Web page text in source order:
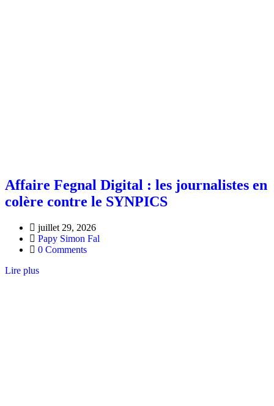
Affaire Fegnal Digital : les journalistes en
colère contre le SYNPICS
juillet 29, 2026
Papy Simon Fal
0 Comments
Lire plus